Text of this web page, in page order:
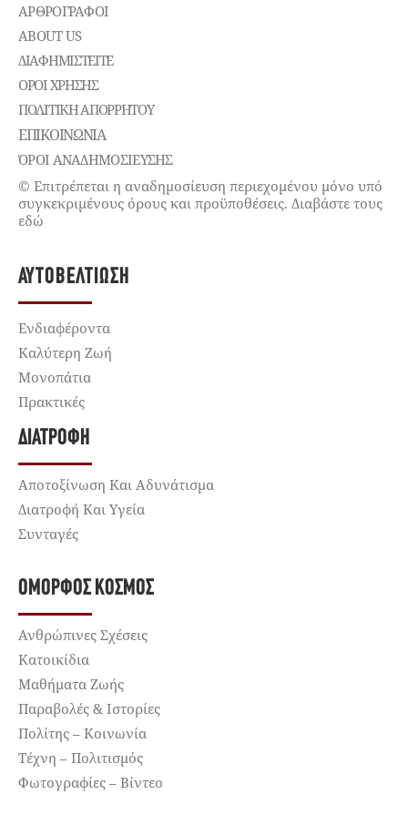
ΑΡΘΡΟΓΡΑΦΟΙ
ABOUT US
ΔΙΑΦΗΜΙΣΤΕΊΤΕ
ΌΡΟΙ ΧΡΉΣΗΣ
ΠΟΛΙΤΙΚΉ ΑΠΟΡΡΉΤΟΥ
ΕΠΙΚΟΙΝΩΝΊΑ
ΌΡΟΙ ΑΝΑΔΗΜΟΣΙΕΥΣΗΣ
© Επιτρέπεται η αναδημοσίευση περιεχομένου μόνο υπό
συγκεκριμένους όρους και προϋποθέσεις. Διαβάστε τους
εδώ
ΑΥΤΟΒΕΛΤΊΩΣΗ
Ενδιαφέροντα
Καλύτερη Ζωή
Μονοπάτια
Πρακτικές
ΔΙΑΤΡΟΦΉ
Αποτοξίνωση Και Αδυνάτισμα
Διατροφή Και Υγεία
Συνταγές
ΌΜΟΡΦΟΣ ΚΌΣΜΟΣ
Ανθρώπινες Σχέσεις
Κατοικίδια
Μαθήματα Ζωής
Παραβολές & Ιστορίες
Πολίτης – Κοινωνία
Τέχνη – Πολιτισμός
Φωτογραφίες – Βίντεο